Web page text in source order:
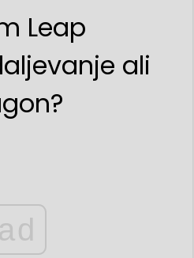
Leap
ali
ad